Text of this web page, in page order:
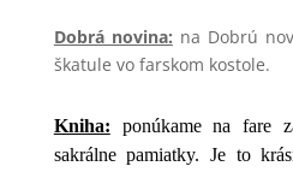
Dobrá novina: na Dobrú
škatule vo farskom kostole.
Kniha: ponúkame na fare
sakrálne pamiatky. Je to